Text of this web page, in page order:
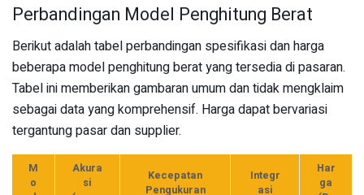
Perbandingan Model Penghitung Berat
Berikut adalah tabel perbandingan spesifikasi dan harga
beberapa model penghitung berat yang tersedia di pasaran.
Tabel ini memberikan gambaran umum dan tidak mengklaim
sebagai data yang komprehensif. Harga dapat bervariasi
tergantung pasar dan supplier.
M
o
Akura
si
Kecepatan
Pengukuran
Integr
asi
Har
ga